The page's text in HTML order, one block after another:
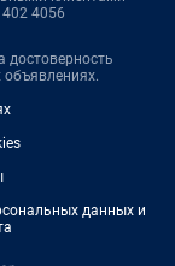
4056
достоверность
данных и